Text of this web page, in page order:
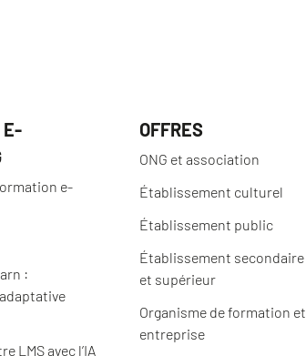
E-
e-
:
LMS avec l’IA
OFFRES
ONG et association
Établissement culturel
Établissement public
Établissement secondaire
et supérieur
Organisme de formation et
entreprise